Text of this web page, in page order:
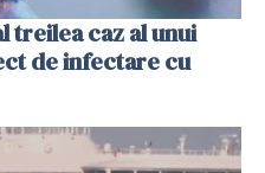
treilea caz al unui
de infectare cu